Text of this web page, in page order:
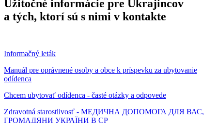
Užitočné informácie pre Ukrajincov
a tých, ktorí sú s nimi v kontakte
Informačný leták
Manuál pre oprávnené osoby a obce k príspevku za ubytovanie
odídenca
Chcem ubytovať odídenca - časté otázky a odpovede
Zdravotná starostlivosť - МЕДИЧНА ДОПОМОГА ДЛЯ ВАС,
ГРОМАДЯНИ УКРАЇНИ В СР